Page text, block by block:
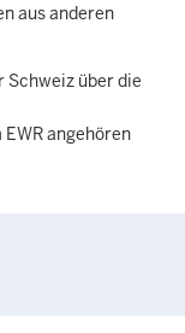
aus anderen
Schweiz über die
angehören